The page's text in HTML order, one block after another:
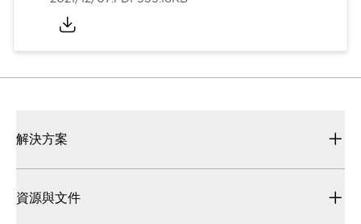
解決方案
資源與文件